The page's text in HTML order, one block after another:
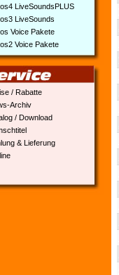
LiveSoundsPLUS
LiveSounds
Voice Pakete
Voice Pakete
/ Rabatte
Archiv
/ Download
& Lieferung